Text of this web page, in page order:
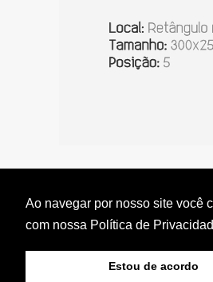
Ao navegar por nosso site você
com nossa Política de
Estou de acordo
© Copyright 2026 - Jornal do
reservados